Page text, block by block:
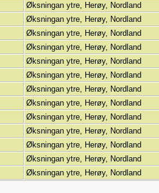
Øksningan ytre, Herøy, Nordland
Øksningan ytre, Herøy, Nordland
Øksningan ytre, Herøy, Nordland
Øksningan ytre, Herøy, Nordland
Øksningan ytre, Herøy, Nordland
Øksningan ytre, Herøy, Nordland
Øksningan ytre, Herøy, Nordland
Øksningan ytre, Herøy, Nordland
Øksningan ytre, Herøy, Nordland
Øksningan ytre, Herøy, Nordland
Øksningan ytre, Herøy, Nordland
Øksningan ytre, Herøy, Nordland
Øksningan ytre, Herøy, Nordland